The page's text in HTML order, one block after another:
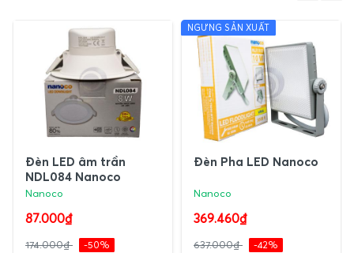
Đèn LED âm trần
NDL084 Nanoco
Nanoco
87.000₫
174.000₫ -50%
NGƯNG SẢN XUẤT
Đèn Pha LED Nanoco
Nanoco
369.460₫
637.000₫ -42%